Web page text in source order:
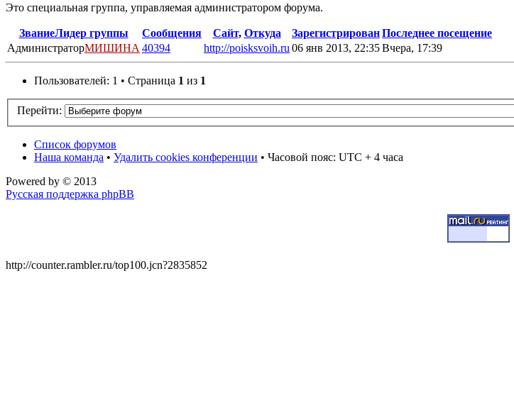
Это специальная группа, управляемая администратором форума.
ЗваниеЛидер группы Сообщения Сайт, Откуда ЗарегистрированПоследнее посещение
АдминистраторМИШИНА 40394 http://poisksvoih.ru 06 янв 2013, 22:35Вчера, 17:39
Пользователей: 1 • Страница 1 из 1
Перейти:
Список форумов
Наша команда • Удалить cookies конференции • Часовой пояс: UTC + 4 часа
Powered by © 2013
Русская поддержка phpBB
http://counter.rambler.ru/top100.jcn?2835852